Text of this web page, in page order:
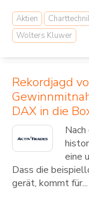
Aktien
Wolters Kluwer
Rekordjagd
DAX in die
eine
Dass die
gerät, kommt für...